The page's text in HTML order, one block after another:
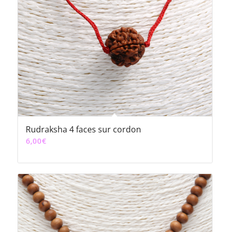
Rudraksha 4 faces sur cordon
6,00€